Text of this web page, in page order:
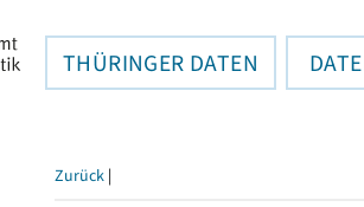
THÜRINGER DATEN
Zurück |